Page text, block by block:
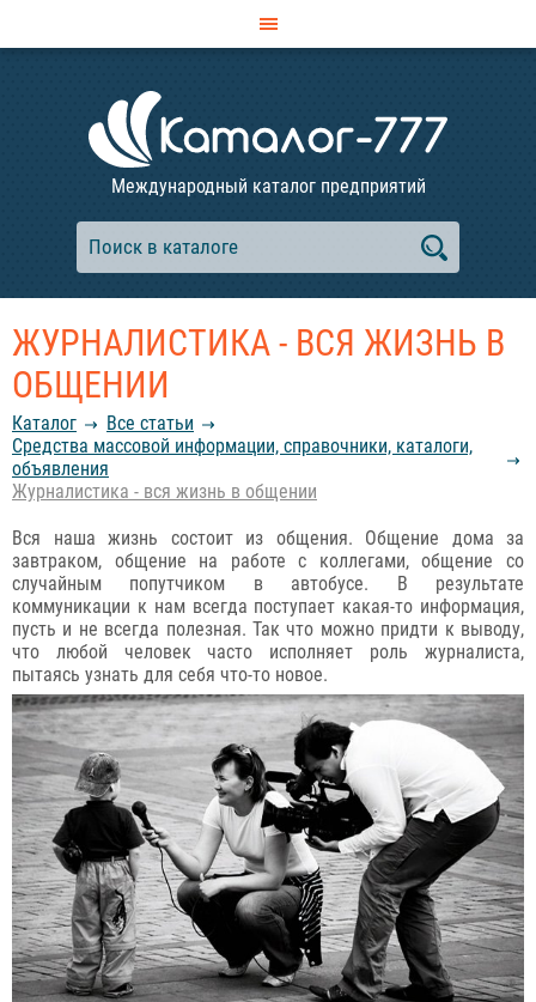
Международный каталог предприятий
ЖУРНАЛИСТИКА - ВСЯ ЖИЗНЬ В
ОБЩЕНИИ
Каталог
Все статьи
Средства массовой информации, справочники, каталоги,
объявления
Журналистика - вся жизнь в общении
Вся наша жизнь состоит из общения. Общение дома за
завтраком, общение на работе с коллегами, общение со
случайным попутчиком в автобусе. В результате
коммуникации к нам всегда поступает какая-то информация,
пусть и не всегда полезная. Так что можно придти к выводу,
что любой человек часто исполняет роль журналиста,
пытаясь узнать для себя что-то новое.